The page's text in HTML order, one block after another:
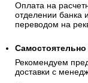
Оплата на
отделении банка
переводом на
Самостоятельно
Рекомендуем
доставки с